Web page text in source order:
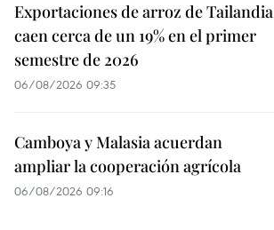
Exportaciones de arroz de Tailandia
caen cerca de un 19% en el primer
semestre de 2026
06/08/2026 09:35
Camboya y Malasia acuerdan
ampliar la cooperación agrícola
06/08/2026 09:16